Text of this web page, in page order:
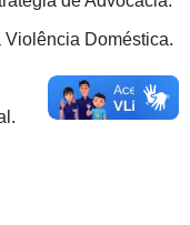
Violência Doméstica.